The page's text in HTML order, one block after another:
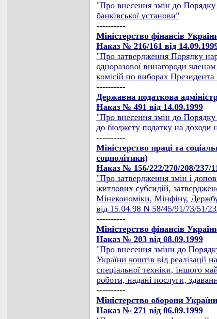
"Про внесення змін до Порядку
банківської установи"
----------
Міністерство фінансів
Наказ № 216/161 від
"Про затвердження Порядку
одноразової винагороди
комісій по виборах
----------
Державна податкова
Наказ № 491 від 14.09.1999
"Про внесення змін до Порядку
до бюджету податку на доходи
----------
Міністерство праці та
соцполітики)
Наказ № 156/222/270/208/237/
"Про затвердження змін і
житлових субсидій,
Мінекономіки, Мінфіну,
від 15.04.98 N 58/45/91/73/51/
----------
Міністерство фінансів
Наказ № 203 від 08.09.1999
"Про внесення зміни до
України коштів від реалізації
спеціальної техніки, іншого
роботи, надані послуги,
----------
Міністерство оборони
Наказ № 271 від 06.09.1999